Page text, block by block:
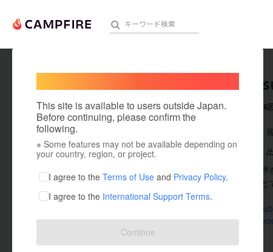
人気のプロジェクト 注目のリ
アート・写真
テクノロジー・ガジェット
映像・映画
ビジネス・起業
まちづくり・地域活性化
This site is available to users outside Japan.
Before continuing, please confirm the
following.
※ Some features may not be available depending on
your country, region, or project.
I agree to the Terms of Use and Privacy Policy.
I agree to the International Support Terms.
Continue
これまでに6
出身国：日本
ピタゴラで世
突き抜けること